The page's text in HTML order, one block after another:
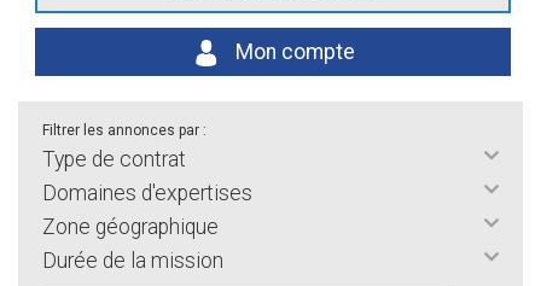
Mon compte
Filtrer les annonces par :
Type de contrat
Domaines d'expertises
Zone géographique
Durée de la mission